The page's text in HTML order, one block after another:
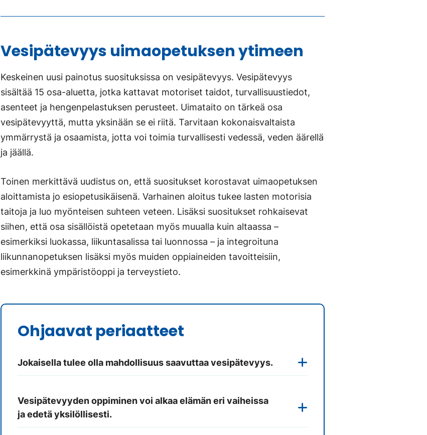
Vesipätevyys uimaopetuksen ytimeen
Keskeinen uusi painotus suosituksissa on vesipätevyys. Vesipätevyys
sisältää 15 osa-aluetta, jotka kattavat motoriset taidot, turvallisuustiedot,
asenteet ja hengenpelastuksen perusteet. Uimataito on tärkeä osa
vesipätevyyttä, mutta yksinään se ei riitä. Tarvitaan kokonaisvaltaista
ymmärrystä ja osaamista, jotta voi toimia turvallisesti vedessä, veden äärellä
ja jäällä.
Toinen merkittävä uudistus on, että suositukset korostavat uimaopetuksen
aloittamista jo esiopetusikäisenä. Varhainen aloitus tukee lasten motorisia
taitoja ja luo myönteisen suhteen veteen. Lisäksi suositukset rohkaisevat
siihen, että osa sisällöistä opetetaan myös muualla kuin altaassa –
esimerkiksi luokassa, liikuntasalissa tai luonnossa – ja integroituna
liikunnanopetuksen lisäksi myös muiden oppiaineiden tavoitteisiin,
esimerkkinä ympäristöoppi ja terveystieto.
Ohjaavat periaatteet
Jokaisella tulee olla mahdollisuus saavuttaa vesipätevyys.
Vesipätevyyden oppiminen voi alkaa elämän eri vaiheissa
ja edetä yksilöllisesti.